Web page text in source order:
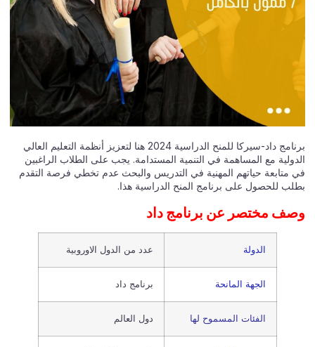
برنامج داد-سيركا للمنح الدراسية 2024 هنا لتعزيز أنظمة التعليم العالي
الدولية مع المساهمة في التنمية المستدامة. يجب على الطلاب الراغبين
في متابعة حياتهم المهنية في التدريس والبحث عدم تخطي فرصة التقدم
بطلب للحصول على برنامج المنح الدراسية هذا.
وصف مختصر عن برنامج داد
الدولة عدد من الدول الاوروبية
الجهة المانحة برنامج داد
الفئات المسموح لها دول العالم